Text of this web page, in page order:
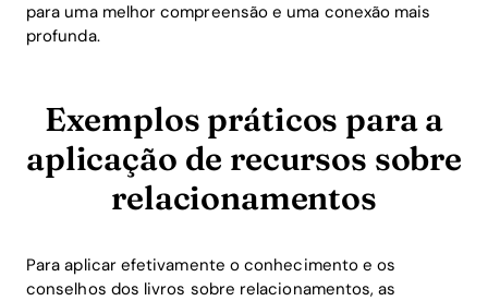
para uma melhor compreensão e uma conexão mais
profunda.
Exemplos práticos para a
aplicação de recursos sobre
relacionamentos
Para aplicar efetivamente o conhecimento e os
conselhos dos livros sobre relacionamentos, as